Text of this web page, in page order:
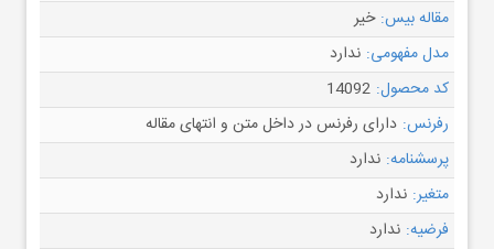
مقاله بیس: خیر
مدل مفهومی: ندارد
کد محصول: 14092
رفرنس: دارای رفرنس در داخل متن و انتهای مقاله
پرسشنامه: ندارد
متغیر: ندارد
فرضیه: ندارد